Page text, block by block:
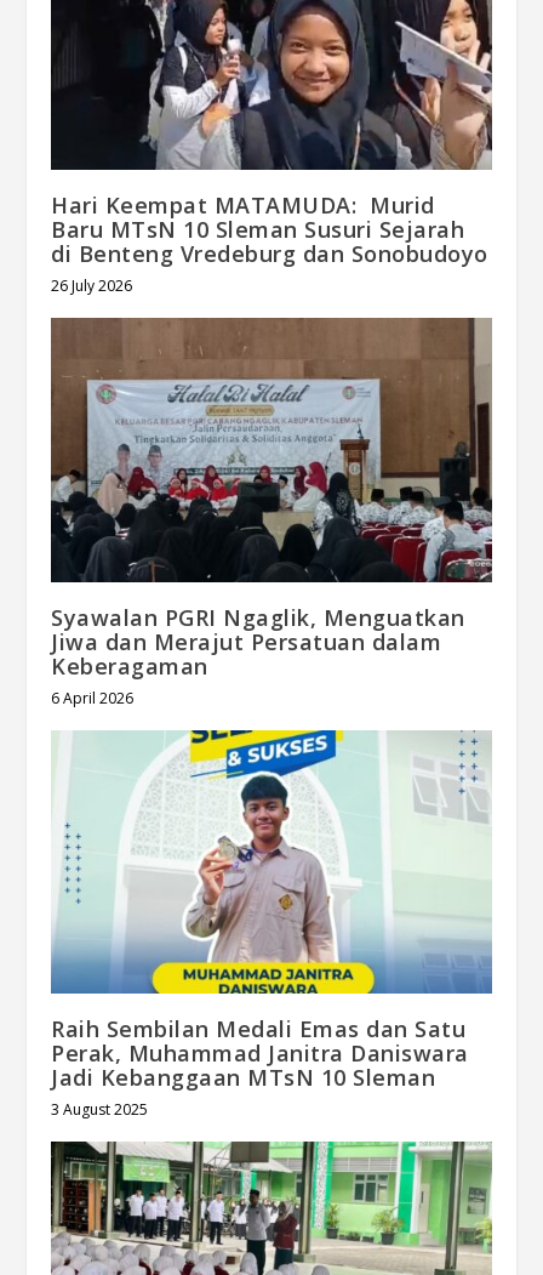
Hari Keempat MATAMUDA: Murid
Baru MTsN 10 Sleman Susuri Sejarah
di Benteng Vredeburg dan Sonobudoyo
26 July 2026
Syawalan PGRI Ngaglik, Menguatkan
Jiwa dan Merajut Persatuan dalam
Keberagaman
6 April 2026
Raih Sembilan Medali Emas dan Satu
Perak, Muhammad Janitra Daniswara
Jadi Kebanggaan MTsN 10 Sleman
3 August 2025